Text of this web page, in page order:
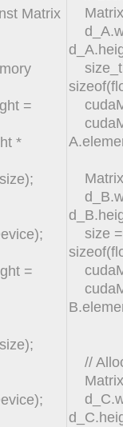
Matrix
=
*
=
size_t
size =
//